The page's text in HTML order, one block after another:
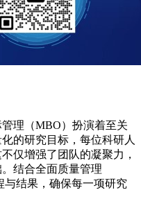
理（MBO）扮演着至关
的研究目标，每位科研人
仅增强了团队的凝聚力，
结合全面质量管理
与结果，确保每一项研究